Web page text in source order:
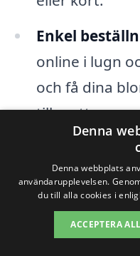
Enkel
online i lugn
och få dina
till
Oavsett vilken
åtanke, finns det
skicka blommor.
Balsbykan du på
Denna
Denna webbplats
användarupplevelsen.
du till alla cookies i
ACCEPTERA